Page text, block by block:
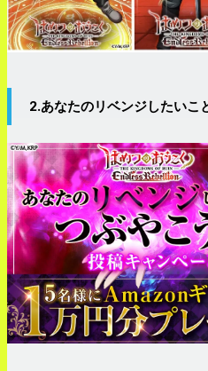
2.あなたのリベンジしたいこ